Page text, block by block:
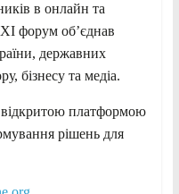
в онлайн та
форум об’єднав
державних
бізнесу та медіа.
платформою
рішень для